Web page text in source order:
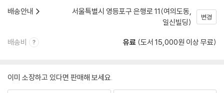
배송안내
서울특별시 영등포구 은행로 11(여의도동,
일신빌딩)
변경
배송비 유료 (도서 15,000원 이상 무료)
이미 소장하고 있다면 판매해 보세요.